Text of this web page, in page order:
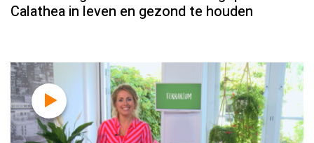
Calathea in leven en gezond te houden